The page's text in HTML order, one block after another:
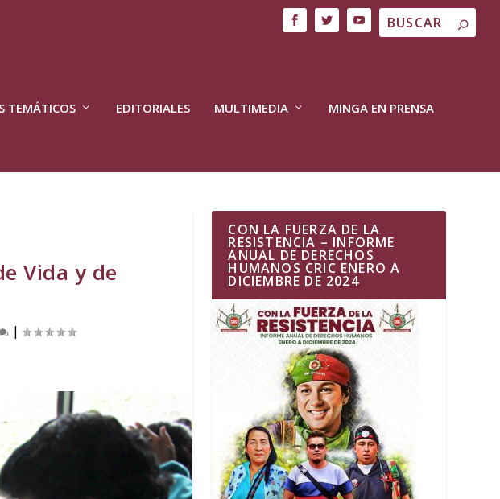
TEMÁTICOS EDITORIALES MULTIMEDIA MINGA EN PRENSA
Vida y de
|
CON LA FUERZA DE LA
RESISTENCIA – INFORME
ANUAL DE DERECHOS
HUMANOS CRIC ENERO A
DICIEMBRE DE 2024